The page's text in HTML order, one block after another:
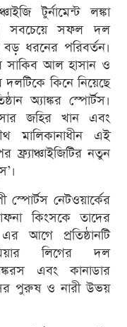
টুর্নামেন্ট লঙ্কা
সবচেয়ে সফল দল
ধরনের পরিবর্তন।
সাকিব আল হাসান ও
কিনে নিয়েছে
অ্যাঙ্কর স্পোর্টস।
জহির খান এবং
মালিকানাধীন এই
ফ্র্যাঞ্চাইজিটির নতুন
স্পোর্টস নেটওয়ার্কের
কিংসকে তাদের
আগে প্রতিষ্ঠানটি
লিগের দল
এবং কানাডার
পুরুষ ও নারী উভয়